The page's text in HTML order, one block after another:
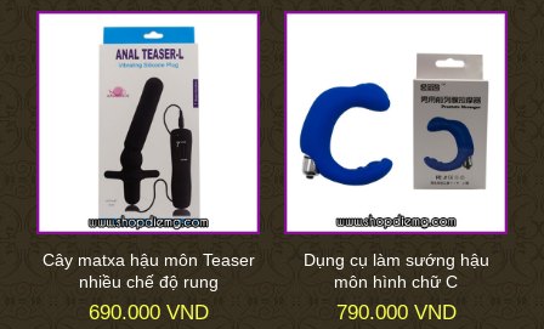
Cây matxa hậu môn Teaser
nhiều chế độ rung
690.000 VND
Dụng cụ làm sướng hậu
môn hình chữ C
790.000 VND